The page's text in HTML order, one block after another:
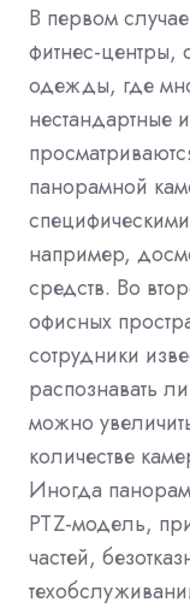
В первом
фитнес-центры,
одежды, где
нестандартные
панорамной
например,
средств. Во
офисных
сотрудники
распознавать
можно
количестве
Иногда
PTZ-модель,
частей,